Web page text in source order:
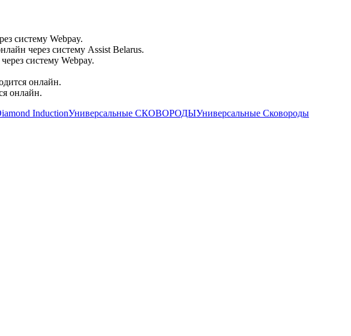
систему Webpay.
через систему Assist Belarus.
систему Webpay.
онлайн.
онлайн.
InductionУниверсальные СКОВОРОДЫУниверсальные Сковороды